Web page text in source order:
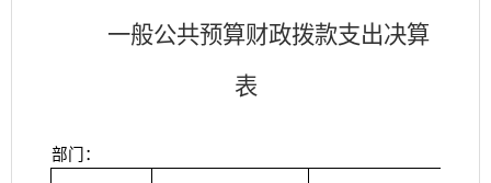
一般公共预算财政拨款支出决算
表
部门：